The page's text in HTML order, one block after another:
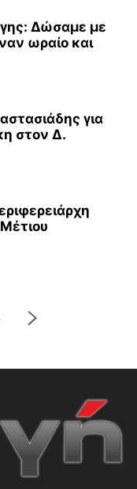
Δώσαμε με
ωραίο και
για
στον Δ.